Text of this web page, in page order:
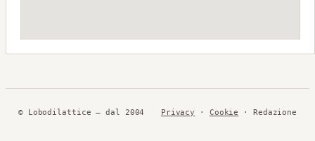
© Lobodilattice — dal 2004 Privacy · Cookie · Redazione